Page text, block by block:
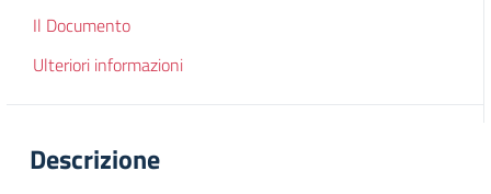
Il Documento
Ulteriori informazioni
Descrizione